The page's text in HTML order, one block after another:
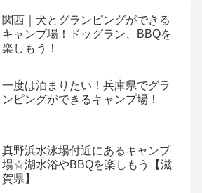
関西｜犬とグランピングができる
キャンプ場！ドッグラン、BBQを
楽しもう！
一度は泊まりたい！兵庫県でグラ
ンピングができるキャンプ場！
真野浜水泳場付近にあるキャンプ
場☆湖水浴やBBQを楽しもう【滋
賀県】